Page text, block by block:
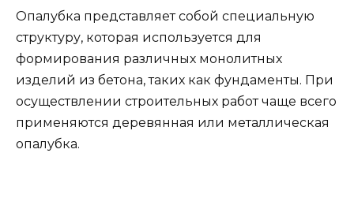
Опалубка представляет собой специальную
структуру, которая используется для
формирования различных монолитных
изделий из бетона, таких как фундаменты. При
осуществлении строительных работ чаще всего
применяются деревянная или металлическая
опалубка.